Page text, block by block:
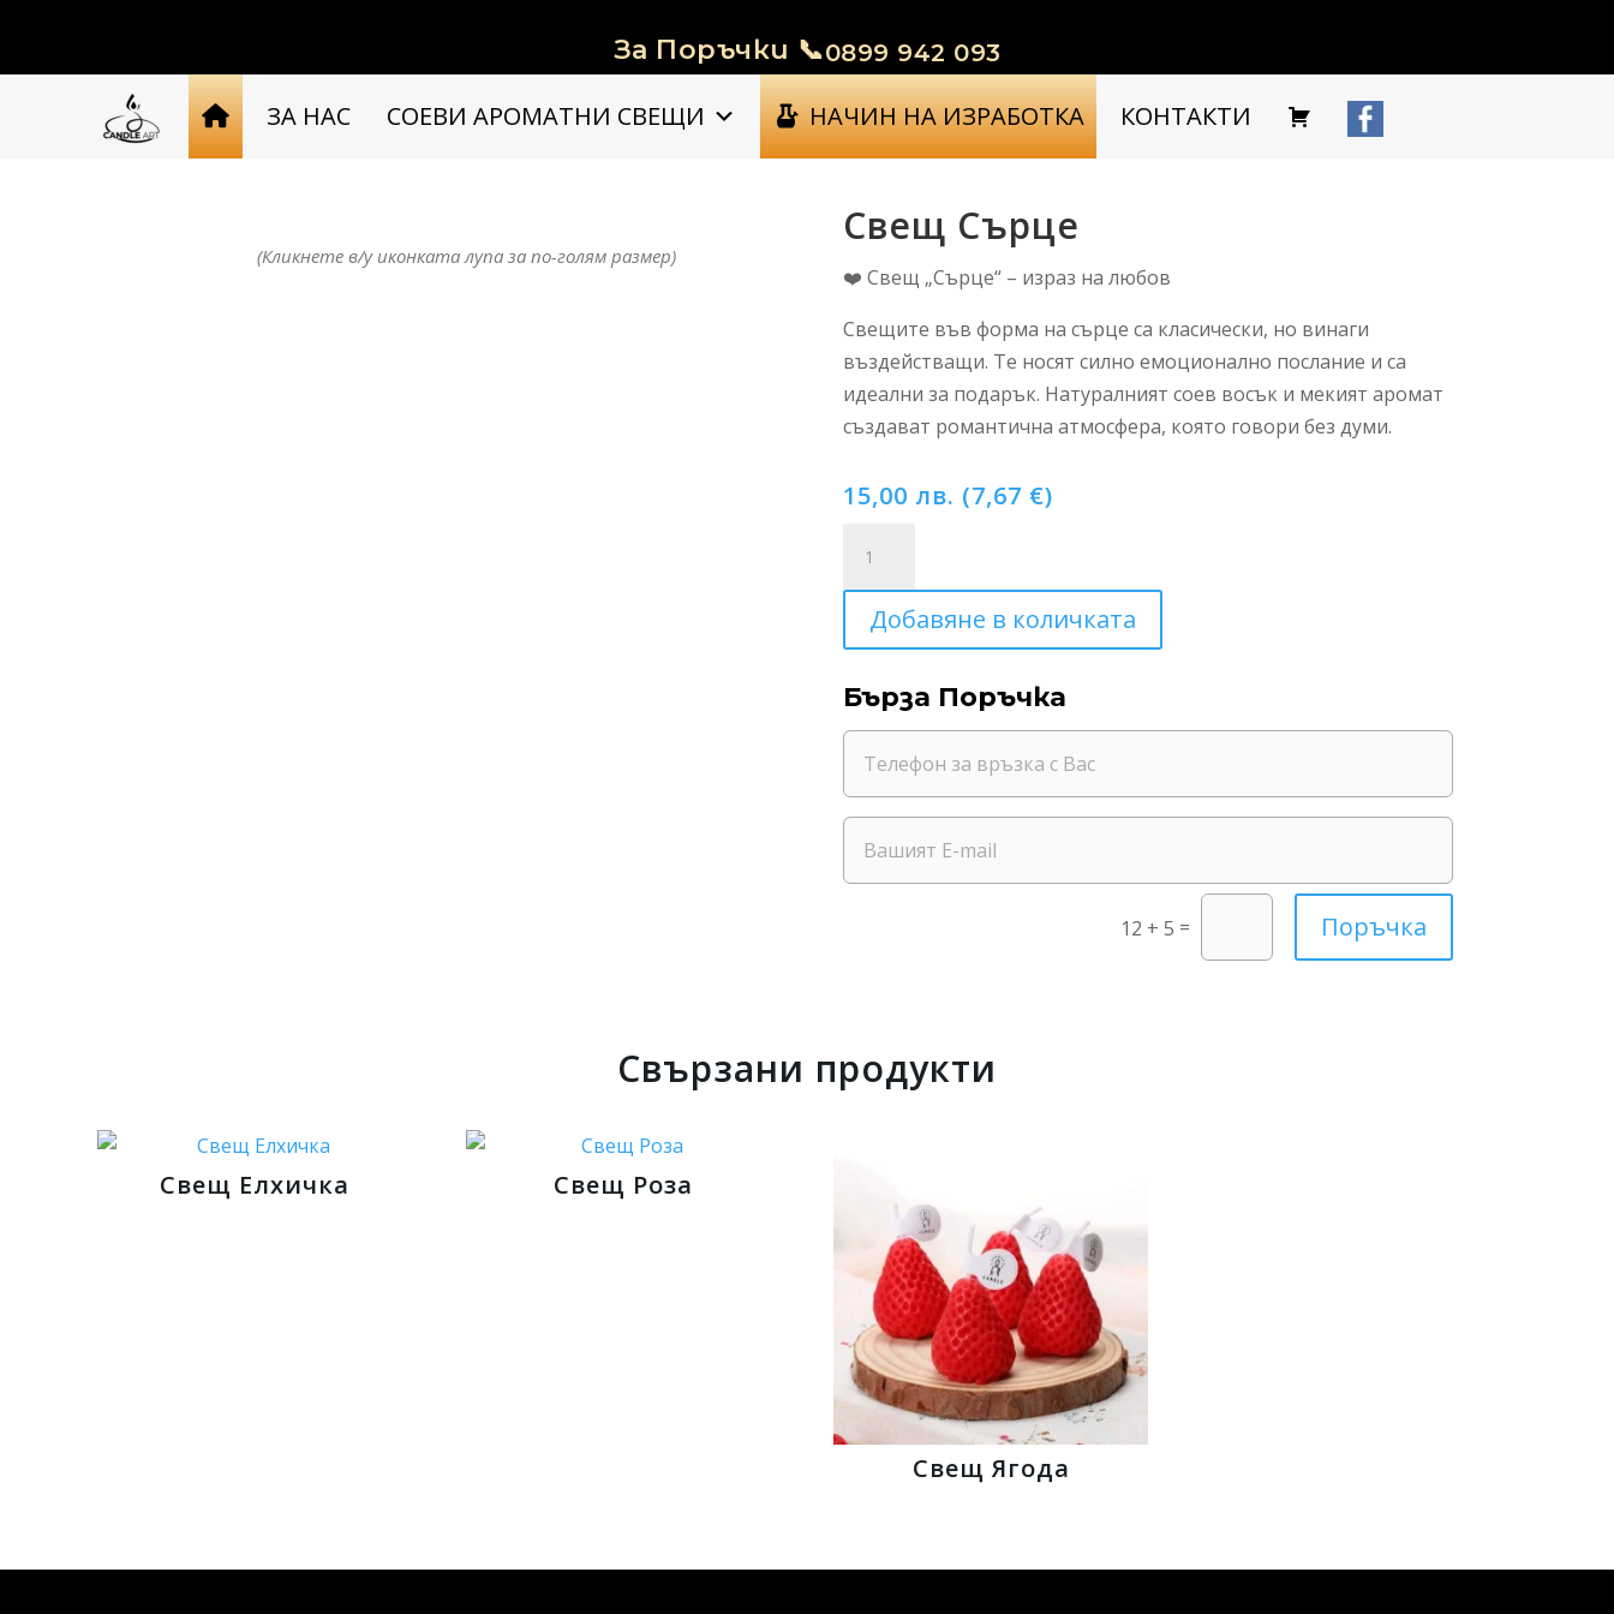
За Поръчки 📞0899 942 093
ЗА НАС СОЕВИ АРОМАТНИ СВЕЩИ НАЧИН НА ИЗРАБОТКА КОНТАКТИ
(Кликнете в/у иконката лупа за по-голям размер)
Свещ Сърце
❤️ Свещ „Сърце“ – израз на любов
Свещите във форма на сърце са класически, но винаги
въздействащи. Те носят силно емоционално послание и са
идеални за подарък. Натуралният соев восък и мекият аромат
създават романтична атмосфера, която говори без думи.
15,00 лв. (7,67 €)
Свещ
Сърце
Добавяне в количката
Бърза Поръчка
12 + 5 = Поръчка
Свързани продукти
Свещ Елхичка Свещ Роза
Свещ Ягода